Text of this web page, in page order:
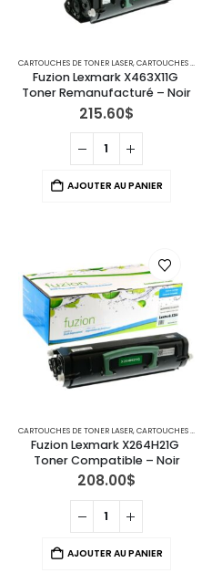
CARTOUCHES DE TONER LASER,CARTOUCHES POUR IMPRIMANTES LEXMARK
Fuzion Lexmark X463X11G
Toner Remanufacturé – Noir
215.60$
AJOUTER AU PANIER
CARTOUCHES DE TONER LASER,CARTOUCHES POUR IMPRIMANTES LEXMARK
Fuzion Lexmark X264H21G
Toner Compatible – Noir
208.00$
AJOUTER AU PANIER